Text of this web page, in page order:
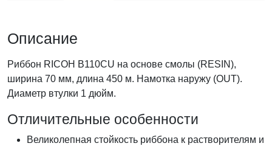
Описание
Риббон RICOH B110CU на основе смолы (RESIN),
ширина 70 мм, длина 450 м. Намотка наружу (OUT).
Диаметр втулки 1 дюйм.
Отличительные особенности
Великолепная стойкость риббона к растворителям и